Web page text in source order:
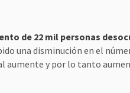
de 22 mil personas
una disminución en el
aumente y por lo tanto